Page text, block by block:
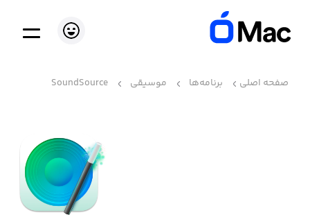
صفحه اصلی برنامه‌ها موسیقی SoundSource